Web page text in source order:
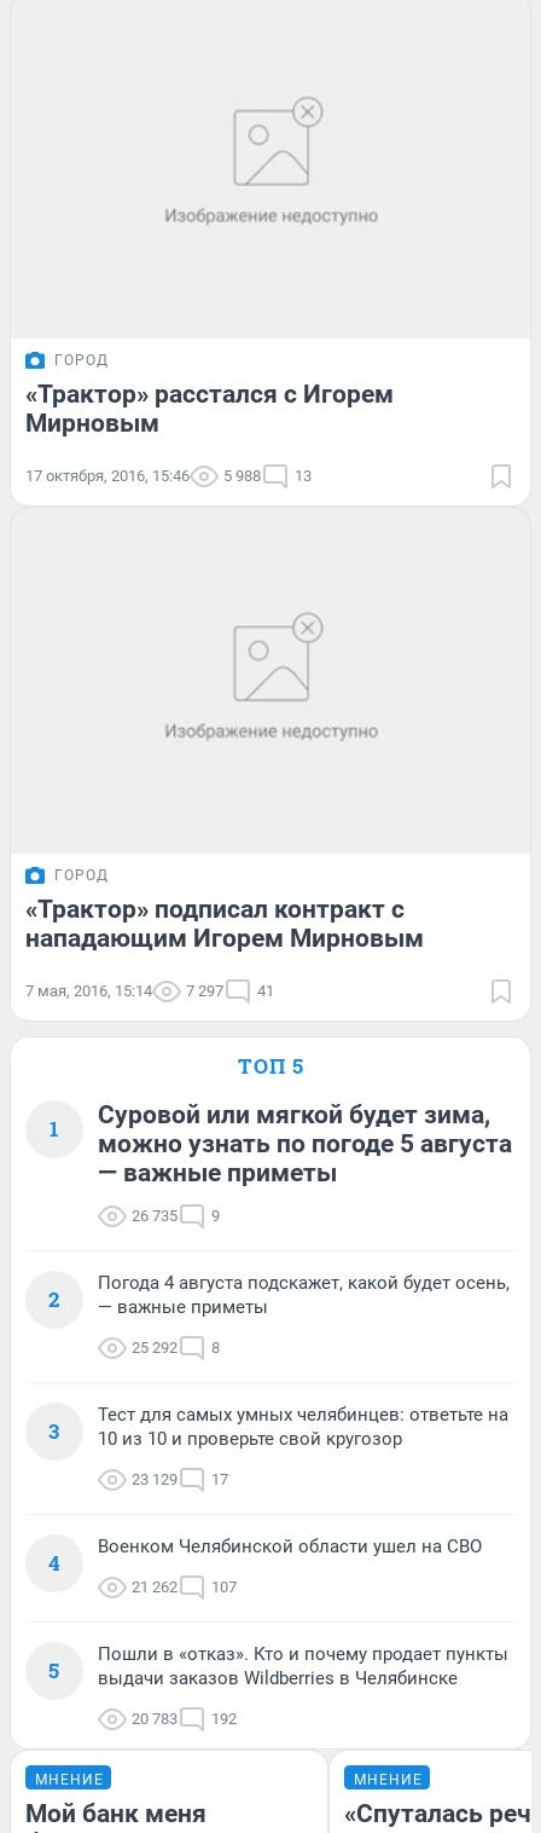
ГОРОД
«Трактор» расстался с Игорем
Мирновым
17 октября, 2016, 15:46 5 988 13
ГОРОД
«Трактор» подписал контракт с
нападающим Игорем Мирновым
7 мая, 2016, 15:14 7 297 41
ТОП 5
1
Суровой или мягкой будет зима,
можно узнать по погоде 5 августа
— важные приметы
26 735 9
2
Погода 4 августа подскажет, какой будет осень,
— важные приметы
25 292 8
3
Тест для самых умных челябинцев: ответьте на
10 из 10 и проверьте свой кругозор
23 129 17
4
Военком Челябинской области ушел на СВО
21 262 107
5
Пошли в «отказ». Кто и почему продает пункты
выдачи заказов Wildberries в Челябинске
20 783 192
МНЕНИЕ
Мой банк меня
МНЕНИЕ
«Спуталась